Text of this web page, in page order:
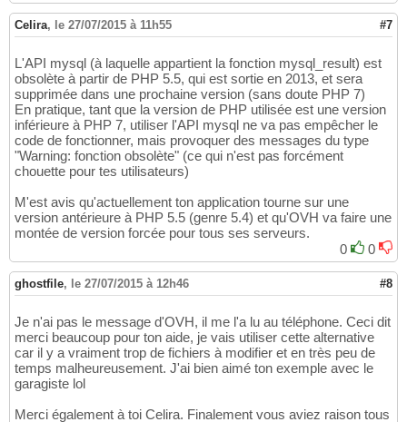
Celira, le 27/07/2015 à 11h55 #7
L'API mysql (à laquelle appartient la fonction mysql_result) est
obsolète à partir de PHP 5.5, qui est sortie en 2013, et sera
supprimée dans une prochaine version (sans doute PHP 7)
En pratique, tant que la version de PHP utilisée est une version
inférieure à PHP 7, utiliser l'API mysql ne va pas empêcher le
code de fonctionner, mais provoquer des messages du type
"Warning: fonction obsolète" (ce qui n'est pas forcément
chouette pour tes utilisateurs)
M'est avis qu'actuellement ton application tourne sur une
version antérieure à PHP 5.5 (genre 5.4) et qu'OVH va faire une
montée de version forcée pour tous ses serveurs.
0
0
ghostfile, le 27/07/2015 à 12h46 #8
Je n'ai pas le message d'OVH, il me l'a lu au téléphone. Ceci dit
merci beaucoup pour ton aide, je vais utiliser cette alternative
car il y a vraiment trop de fichiers à modifier et en très peu de
temps malheureusement. J'ai bien aimé ton exemple avec le
garagiste lol
Merci également à toi Celira. Finalement vous aviez raison tous